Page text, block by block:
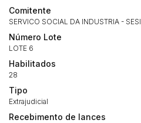
Comitente
SERVICO SOCIAL DA INDUSTRIA - SESI
Número Lote
LOTE 6
Habilitados
28
Tipo
Extrajudicial
Recebimento de lances